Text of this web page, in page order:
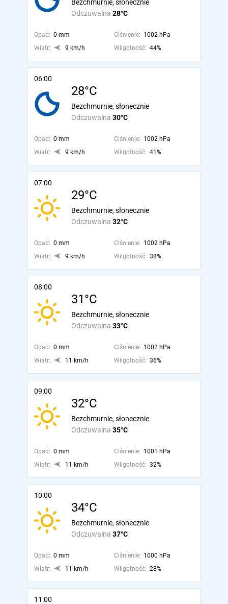
Odczuwalna 28°C
Bezchmurnie, słonecznie
Opad: 0 mm Ciśnienie: 1002 hPa
Wiatr:
9 km/h Wilgotność: 44%
06:00
28°C
Odczuwalna 30°C
Bezchmurnie, słonecznie
Opad: 0 mm Ciśnienie: 1002 hPa
Wiatr:
9 km/h Wilgotność: 41%
07:00
29°C
Odczuwalna 32°C
Bezchmurnie, słonecznie
Opad: 0 mm Ciśnienie: 1002 hPa
Wiatr:
9 km/h Wilgotność: 38%
08:00
31°C
Odczuwalna 33°C
Bezchmurnie, słonecznie
Opad: 0 mm Ciśnienie: 1002 hPa
Wiatr:
11 km/h Wilgotność: 36%
09:00
32°C
Odczuwalna 35°C
Bezchmurnie, słonecznie
Opad: 0 mm Ciśnienie: 1001 hPa
Wiatr:
11 km/h Wilgotność: 32%
10:00
34°C
Odczuwalna 37°C
Bezchmurnie, słonecznie
Opad: 0 mm Ciśnienie: 1000 hPa
Wiatr:
11 km/h Wilgotność: 28%
11:00